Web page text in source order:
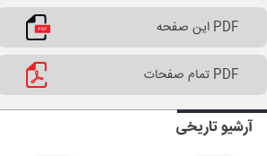
PDF این صفحه
PDF تمام صفحات
آرشیو تاریخی